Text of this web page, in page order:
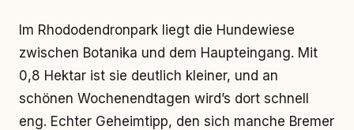
Im Rhododendronpark liegt die Hundewiese
zwischen Botanika und dem Haupteingang. Mit
0,8 Hektar ist sie deutlich kleiner, und an
schönen Wochenendtagen wird’s dort schnell
eng. Echter Geheimtipp, den sich manche Bremer